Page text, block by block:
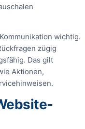
wichtig.
zügig
Das gilt
Aktionen,